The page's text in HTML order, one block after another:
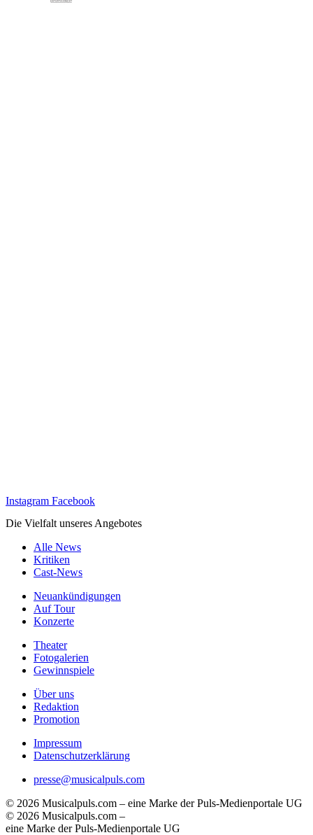
Instagram Facebook
Die Vielfalt unseres Angebotes
Alle News
Kritiken
Cast-News
Neuankündigungen
Auf Tour
Konzerte
Theater
Fotogalerien
Gewinnspiele
Über uns
Redaktion
Promotion
Impressum
Datenschutzerklärung
presse@musicalpuls.com
© 2026 Musicalpuls.com – eine Marke der Puls-Medienportale UG
© 2026 Musicalpuls.com –
eine Marke der Puls-Medienportale UG